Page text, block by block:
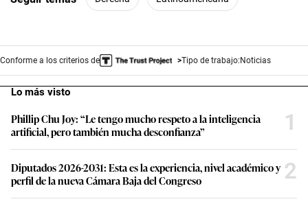
Conforme a los criterios de Tipo de trabajo: Noticias
Lo más visto
Phillip Chu Joy: “Le tengo mucho respeto a la inteligencia
artificial, pero también mucha desconfianza”
1
Diputados 2026-2031: Esta es la experiencia, nivel académico y
perfil de la nueva Cámara Baja del Congreso
2